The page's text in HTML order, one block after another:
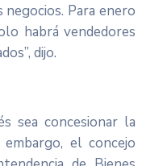
Para enero
habrá vendedores
dijo.
sea concesionar la
el concejo